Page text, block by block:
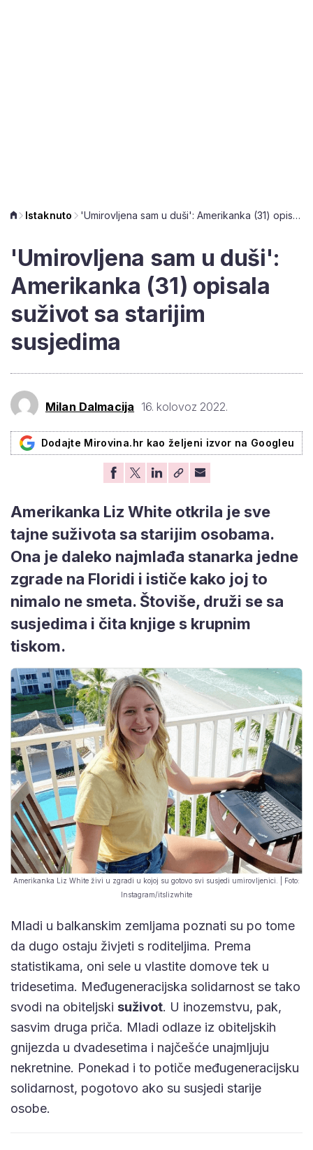
Istaknuto 'Umirovljena sam u duši': Amerikanka (31) opisala suživot sa starijim susjedima
'Umirovljena sam u duši':
Amerikanka (31) opisala
suživot sa starijim
susjedima
Milan Dalmacija 16. kolovoz 2022.
Dodajte Mirovina.hr kao željeni izvor na Googleu
Amerikanka Liz White otkrila je sve
tajne suživota sa starijim osobama.
Ona je daleko najmlađa stanarka jedne
zgrade na Floridi i ističe kako joj to
nimalo ne smeta. Štoviše, druži se sa
susjedima i čita knjige s krupnim
tiskom.
Amerikanka Liz White živi u zgradi u kojoj su gotovo svi susjedi umirovljenici. | Foto:
Instagram/itslizwhite
Mladi u balkanskim zemljama poznati su po tome
da dugo ostaju živjeti s roditeljima. Prema
statistikama, oni sele u vlastite domove tek u
tridesetima. Međugeneracijska solidarnost se tako
svodi na obiteljski suživot. U inozemstvu, pak,
sasvim druga priča. Mladi odlaze iz obiteljskih
gnijezda u dvadesetima i najčešće unajmljuju
nekretnine. Ponekad i to potiče međugeneracijsku
solidarnost, pogotovo ako su susjedi starije
osobe.